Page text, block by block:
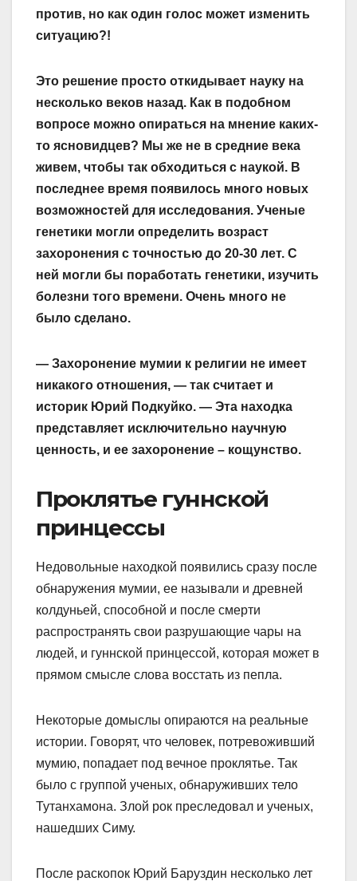
против, но как один голос может изменить
ситуацию?!
Это решение просто откидывает науку на
несколько веков назад. Как в подобном
вопросе можно опираться на мнение каких-
то ясновидцев? Мы же не в средние века
живем, чтобы так обходиться с наукой. В
последнее время появилось много новых
возможностей для исследования. Ученые
генетики могли определить возраст
захоронения с точностью до 20-30 лет. С
ней могли бы поработать генетики, изучить
болезни того времени. Очень много не
было сделано.
— Захоронение мумии к религии не имеет
никакого отношения, — так считает и
историк Юрий Подкуйко. — Эта находка
представляет исключительно научную
ценность, и ее захоронение – кощунство.
Проклятье гуннской
принцессы
Недовольные находкой появились сразу после
обнаружения мумии, ее называли и древней
колдуньей, способной и после смерти
распространять свои разрушающие чары на
людей, и гуннской принцессой, которая может в
прямом смысле слова восстать из пепла.
Некоторые домыслы опираются на реальные
истории. Говорят, что человек, потревоживший
мумию, попадает под вечное проклятье. Так
было с группой ученых, обнаруживших тело
Тутанхамона. Злой рок преследовал и ученых,
нашедших Симу.
После раскопок Юрий Баруздин несколько лет